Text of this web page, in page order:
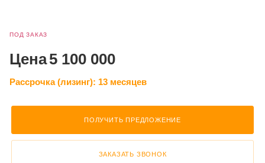
ПОД ЗАКАЗ
Цена5 100 000
Рассрочка (лизинг): 13 месяцев
ПОЛУЧИТЬ ПРЕДЛОЖЕНИЕ
ЗАКАЗАТЬ ЗВОНОК